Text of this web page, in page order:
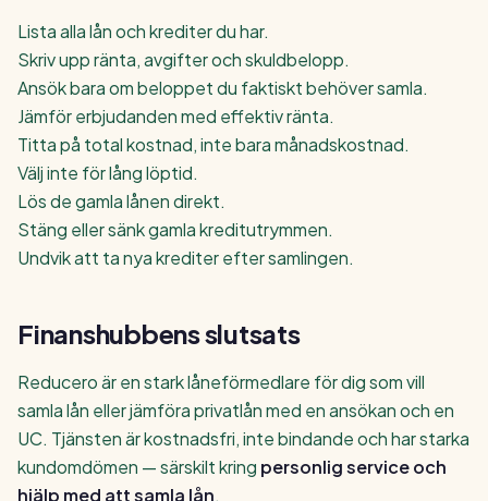
Lista alla lån och krediter du har.
Skriv upp ränta, avgifter och skuldbelopp.
Ansök bara om beloppet du faktiskt behöver samla.
Jämför erbjudanden med effektiv ränta.
Titta på total kostnad, inte bara månadskostnad.
Välj inte för lång löptid.
Lös de gamla lånen direkt.
Stäng eller sänk gamla kreditutrymmen.
Undvik att ta nya krediter efter samlingen.
Finanshubbens slutsats
Reducero är en stark låneförmedlare för dig som vill
samla lån eller jämföra privatlån med en ansökan och en
UC. Tjänsten är kostnadsfri, inte bindande och har starka
kundomdömen — särskilt kring personlig service och
hjälp med att samla lån.